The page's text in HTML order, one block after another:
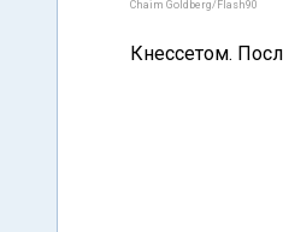
Chaim Goldberg/Flash90
Кнессетом.